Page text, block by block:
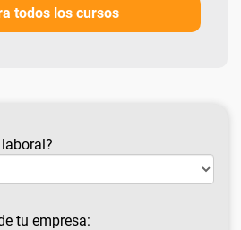
todos los cursos
tu empresa: